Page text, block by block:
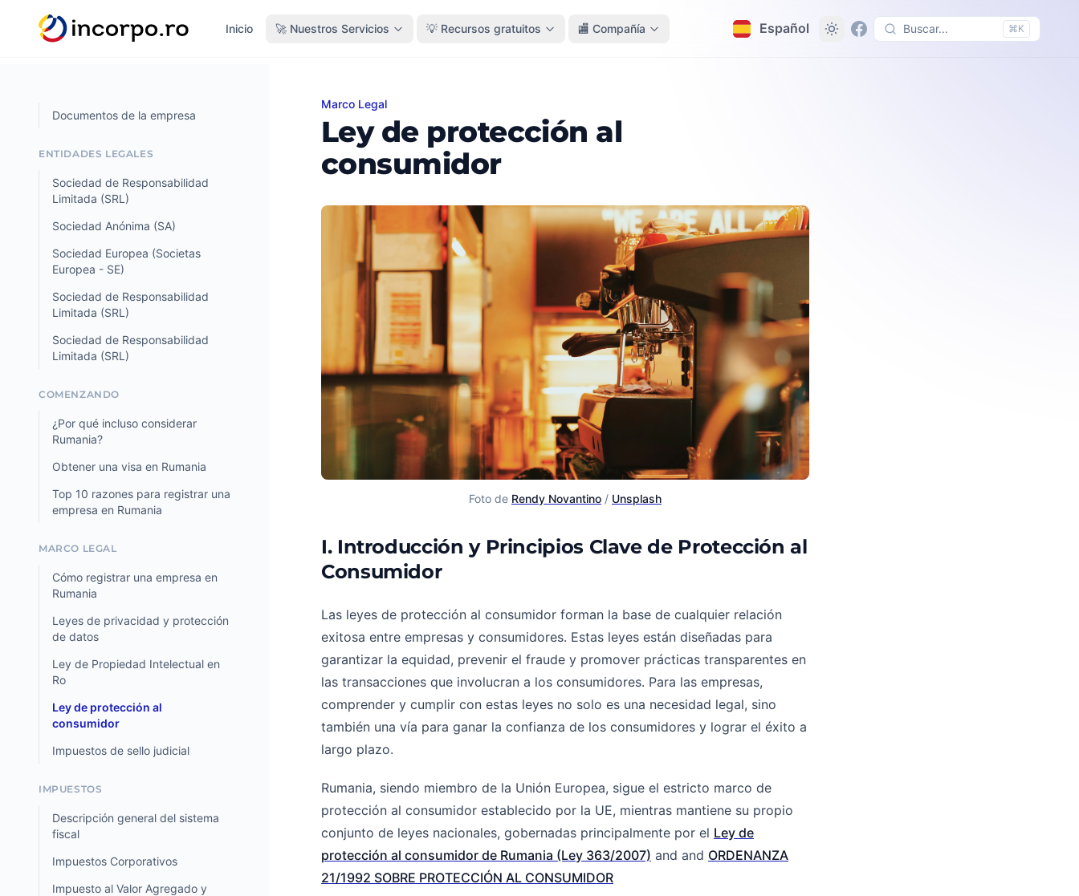
principal
Inicio 🚀 Nuestros Servicios 💡 Recursos gratuitos 🏬 Compañía Español Buscar... ⌘K
Documentos de la empresa
ENTIDADES LEGALES
Sociedad de Responsabilidad
Limitada (SRL)
Sociedad Anónima (SA)
Sociedad Europea (Societas
Europea - SE)
Sociedad de Responsabilidad
Limitada (SRL)
Sociedad de Responsabilidad
Limitada (SRL)
COMENZANDO
¿Por qué incluso considerar
Rumania?
Obtener una visa en Rumania
Top 10 razones para registrar una
empresa en Rumania
MARCO LEGAL
Cómo registrar una empresa en
Rumania
Leyes de privacidad y protección
de datos
Ley de Propiedad Intelectual en
Ro
Ley de protección al
consumidor
Impuestos de sello judicial
IMPUESTOS
Descripción general del sistema
fiscal
Impuestos Corporativos
Impuesto al Valor Agregado y
Ley de protección al consumidor
Marco Legal
Ley de protección al
consumidor
Foto de Rendy Novantino / Unsplash
I. Introducción y Principios Clave de Protección al
Consumidor
Las leyes de protección al consumidor forman la base de cualquier relación
exitosa entre empresas y consumidores. Estas leyes están diseñadas para
garantizar la equidad, prevenir el fraude y promover prácticas transparentes en
las transacciones que involucran a los consumidores. Para las empresas,
comprender y cumplir con estas leyes no solo es una necesidad legal, sino
también una vía para ganar la confianza de los consumidores y lograr el éxito a
largo plazo.
Rumania, siendo miembro de la Unión Europea, sigue el estricto marco de
protección al consumidor establecido por la UE, mientras mantiene su propio
conjunto de leyes nacionales, gobernadas principalmente por el Ley de
protección al consumidor de Rumania (Ley 363/2007) and and ORDENANZA
21/1992 SOBRE PROTECCIÓN AL CONSUMIDOR